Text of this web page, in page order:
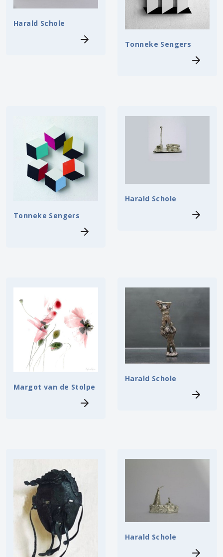
Harald Schole
Tonneke Sengers
Tonneke Sengers
Harald Schole
Margot van de Stolpe
Harald Schole
Harald Schole